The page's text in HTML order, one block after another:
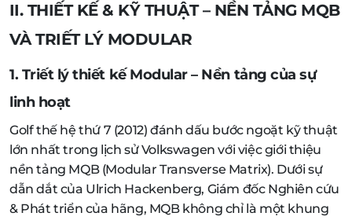
II. THIẾT KẾ & KỸ THUẬT – NỀN TẢNG MQB
VÀ TRIẾT LÝ MODULAR
1. Triết lý thiết kế Modular – Nền tảng của sự
linh hoạt
Golf thế hệ thứ 7 (2012) đánh dấu bước ngoặt kỹ thuật
lớn nhất trong lịch sử Volkswagen với việc giới thiệu
nền tảng MQB (Modular Transverse Matrix). Dưới sự
dẫn dắt của Ulrich Hackenberg, Giám đốc Nghiên cứu
& Phát triển của hãng, MQB không chỉ là một khung